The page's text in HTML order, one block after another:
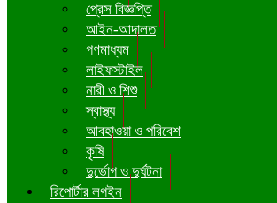
প্রেস বিজ্ঞপ্তি
আইন-আদালত
গণমাধ্যম
লাইফস্টাইল
নারী ও শিশু
স্বাস্থ্য
আবহাওয়া ও পরিবেশ
কৃষি
দুর্ভোগ ও দুর্ঘটনা
রিপোর্টার লগইন